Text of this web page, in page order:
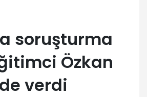
soruşturma
Özkan
verdi